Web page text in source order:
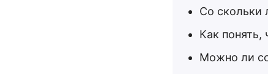
Со скольки
Как понять,
Можно ли